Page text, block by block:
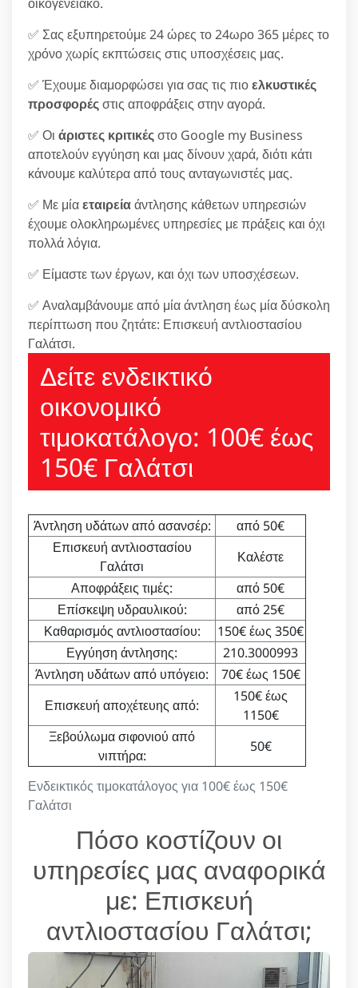
✅ Σας εξυπηρετούμε 24 ώρες το 24ωρο 365 μέρες το
χρόνο χωρίς εκπτώσεις στις υποσχέσεις μας.
✅ Έχουμε διαμορφώσει για σας τις πιοελκυστικές
προσφορέςστις αποφράξεις στην αγορά.
✅ Οι άριστες κριτικέςστο Google my Business
αποτελούν εγγύηση και μας δίνουν χαρά, διότι κάτι
κάνουμε καλύτερα από τους ανταγωνιστές μας.
✅ Με μίαεταιρείαάντλησης κάθετων υπηρεσιών
έχουμε ολοκληρωμένες υπηρεσίες με πράξεις και όχι
πολλά λόγια.
✅ Είμαστε των έργων, και όχι των υποσχέσεων.
✅ Αναλαμβάνουμε από μία άντληση έως μία δύσκολη
περίπτωση που ζητάτε: Επισκευή αντλιοστασίου
Γαλάτσι.
Δείτε ενδεικτικό
οικονομικό
τιμοκατάλογο: 100€ έως
150€ Γαλάτσι
Ενδεικτικός τιμοκατάλογος για 100€ έως 150€
Γαλάτσι
Άντληση υδάτων από ασανσέρ:
από 50€
Επισκευή αντλιοστασίου
Γαλάτσι
Καλέστε
Αποφράξεις τιμές:
από 50€
Επίσκεψη υδραυλικού:
από 25€
Καθαρισμός αντλιοστασίου:
150€ έως 350€
Εγγύηση άντλησης:
210.3000993
Άντληση υδάτων από υπόγειο:
70€ έως 150€
Επισκευή αποχέτευης από:
150€ έως
1150€
Ξεβούλωμα σιφονιού από
νιπτήρα:
50€
Πόσο κοστίζουν οι
υπηρεσίες μας αναφορικά
με: Επισκευή
αντλιοστασίου Γαλάτσι;